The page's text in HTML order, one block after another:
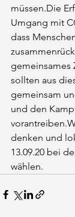
müssen.Die
Umgang mit
dass
gemeinsames
sollten aus
gemeinsam
und den
denken und
13.09.20 bei
wählen.